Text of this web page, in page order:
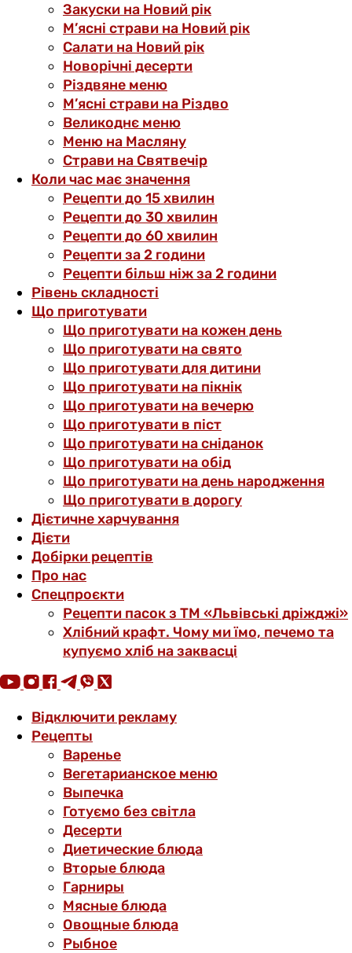
Закуски на Новий рік
М’ясні страви на Новий рік
Салати на Новий рік
Новорічні десерти
Різдвяне меню
М’ясні страви на Різдво
Великоднє меню
Меню на Масляну
Страви на Святвечір
Коли час має значення
Рецепти до 15 хвилин
Рецепти до 30 хвилин
Рецепти до 60 хвилин
Рецепти за 2 години
Рецепти більш ніж за 2 години
Рівень складності
Що приготувати
Що приготувати на кожен день
Що приготувати на свято
Що приготувати для дитини
Що приготувати на пікнік
Що приготувати на вечерю
Що приготувати в піст
Що приготувати на сніданок
Що приготувати на обід
Що приготувати на день народження
Що приготувати в дорогу
Дієтичне харчування
Дієти
Добірки рецептів
Про нас
Спецпроєкти
Рецепти пасок з ТМ «Львівські дріжджі»
Хлібний крафт. Чому ми їмо, печемо та
купуємо хліб на заквасці
Відключити рекламу
Рецепты
Варенье
Вегетарианское меню
Выпечка
Готуємо без світла
Десерти
Диетические блюда
Вторые блюда
Гарниры
Мясные блюда
Овощные блюда
Рыбное